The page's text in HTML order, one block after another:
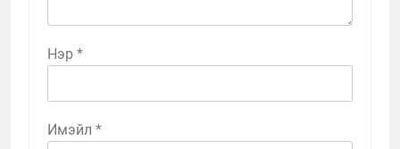
Нэр *
Имэйл *